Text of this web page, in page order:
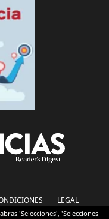
LEGAL
'Selecciones', 'Selecciones